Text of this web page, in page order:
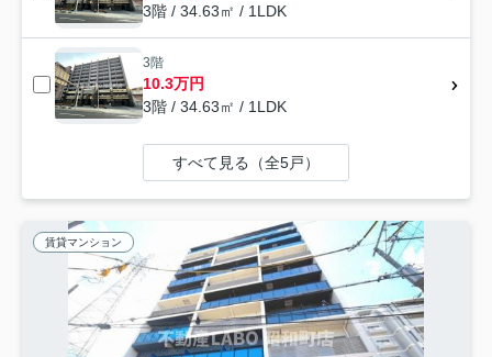
3階 / 34.63㎡ / 1LDK
3階
10.3万円
3階 / 34.63㎡ / 1LDK
すべて見る（全5戸）
賃貸マンション